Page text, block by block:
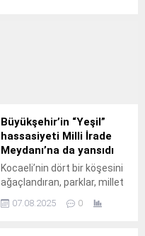
Büyükşehir’in “Yeşil”
hassasiyeti Milli İrade
Meydanı’na da yansıdı
Kocaeli’nin dört bir köşesini
ağaçlandıran, parklar, millet
düzenlemeleriyle
07.08.2025 0